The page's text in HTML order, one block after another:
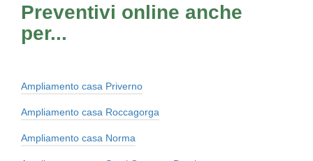
Preventivi online anche
per...
Ampliamento casa Priverno
Ampliamento casa Roccagorga
Ampliamento casa Norma